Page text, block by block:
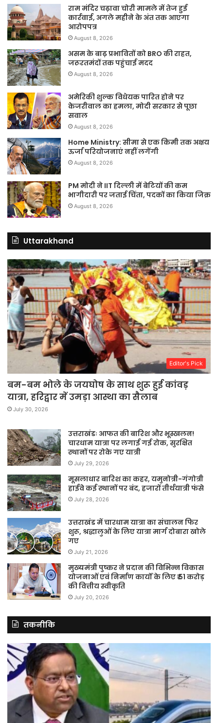
राम मंदिर चढ़ावा चोरी मामले में तेज हुई
कार्रवाई, अगले महीने के अंत तक आएगा
आरोपपत्र
August 8, 2026
असम के बाढ़ प्रभावितों को BRO की राहत,
जरूरतमंदों तक पहुंचाई मदद
August 8, 2026
अमेरिकी शुल्क विधेयक पारित होने पर
केजरीवाल का हमला, मोदी सरकार से पूछा
सवाल
August 8, 2026
Home Ministry: सीमा से एक किमी तक अक्षय
ऊर्जा परियोजनाएं नहीं लगेंगी
August 8, 2026
PM मोदी ने IIT दिल्ली में बेटियों की कम
भागीदारी पर जताई चिंता, पदकों का किया जिक्र
August 8, 2026
Uttarakhand
Editor's Pick
बम-बम भोले के जयघोष के साथ शुरू हुई कांवड़
यात्रा, हरिद्वार में उमड़ा आस्था का सैलाब
July 30, 2026
उत्तराखंडः आफत की बारिश और भूस्खलन!
चारधाम यात्रा पर लगाई गई रोक, सुरक्षित
स्थानों पर रोके गए यात्री
July 29, 2026
मूसलाधार बारिश का कहर, यमुनोत्री-गंगोत्री
हाईवे कई स्थानों पर बंद, हजारों तीर्थयात्री फंसे
July 28, 2026
उत्तराखंड में चारधाम यात्रा का संचालन फिर
शुरू, श्रद्धालुओं के लिए यात्रा मार्ग दोबारा खोले
गए
July 21, 2026
मुख्यमंत्री पुष्कर ने प्रदान की विभिन्न विकास
योजनाओं एवं निर्माण कार्यों के लिए ₹ 51 करोड़
की वित्तीय स्वीकृति
July 20, 2026
तकनीकि